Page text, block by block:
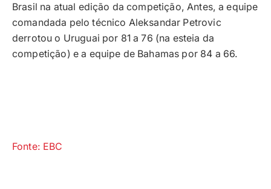
Brasil na atual edição da competição, Antes, a equipe
comandada pelo técnico Aleksandar Petrovic
derrotou o Uruguai por 81 a 76 (na esteia da
competição) e a equipe de Bahamas por 84 a 66.
Fonte: EBC